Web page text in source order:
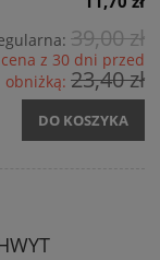
39,00 zł
z 30 dni przed
obniżką: 23,40 zł
DO KOSZYKA